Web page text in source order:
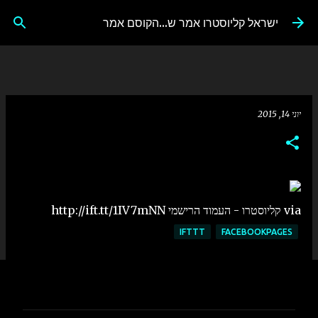
דילוג לתוכן הראשי
ישראל קליוסטרו אמר ש...הקוסם אמר
יוני 14, 2015
via קליוסטרו - העמוד הרישמי http://ift.tt/1IV7mNN
FACEBOOKPAGES
IFTTT